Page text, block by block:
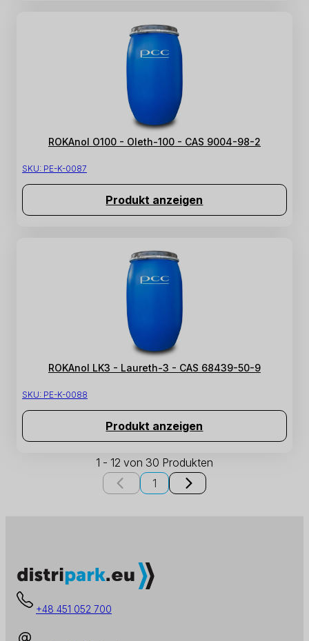
ROKAnol O100 - Oleth-100 - CAS 9004-98-2
SKU: PE-K-0087
Produkt anzeigen
ROKAnol LK3 - Laureth-3 - CAS 68439-50-9
SKU: PE-K-0088
Produkt anzeigen
1 - 12 von 30 Produkten
1
+48 451 052 700